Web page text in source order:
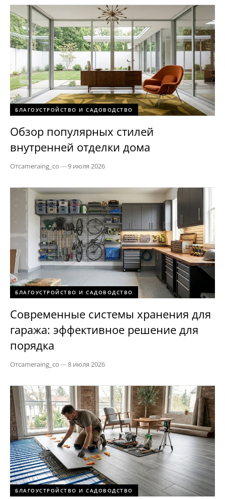
БЛАГОУСТРОЙСТВО И САДОВОДСТВО
Обзор популярных стилей
внутренней отделки дома
Отcameraing_co—9 июля 2026
БЛАГОУСТРОЙСТВО И САДОВОДСТВО
Современные системы хранения для
гаража: эффективное решение для
порядка
Отcameraing_co—8 июля 2026
БЛАГОУСТРОЙСТВО И САДОВОДСТВО